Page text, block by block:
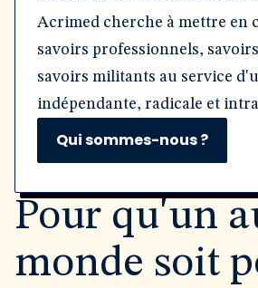
Acrimed cherche à mettre en
savoirs professionnels,
savoirs militants au service
indépendante, radicale et
Qui sommes-nous ?
Pour qu'un
monde soit